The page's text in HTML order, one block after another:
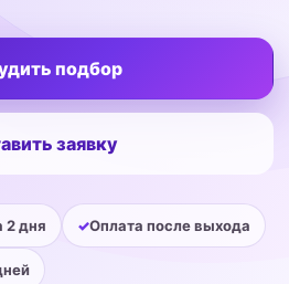
подбор
заявку
2 дня Оплата после выхода